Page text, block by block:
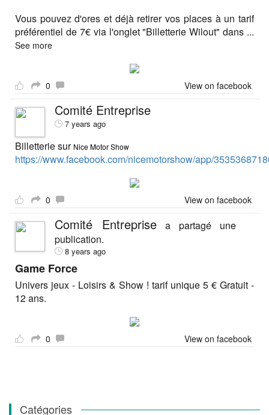
Vous pouvez d'ores et déjà retirer vos places à un tarif
préférentiel de 7€ via l'onglet "Billetterie Wilout" dans ...
See more
0 View on facebook
Comité Entreprise
7 years ago
Billetterie sur Nice Motor Show
https://www.facebook.com/nicemotorshow/app/
0 View on facebook
Comité Entreprise a partagé une
publication.
8 years ago
Game Force
Univers jeux - Loisirs & Show ! tarif unique 5 € Gratuit -
12 ans.
0 View on facebook
Catégories